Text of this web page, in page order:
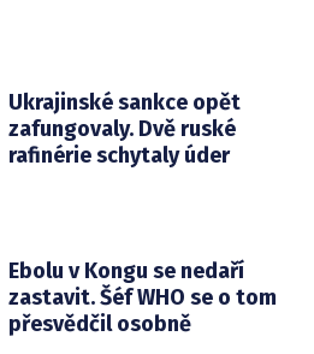
Ukrajinské sankce opět
zafungovaly. Dvě ruské
rafinérie schytaly úder
Ebolu v Kongu se nedaří
zastavit. Šéf WHO se o tom
přesvědčil osobně